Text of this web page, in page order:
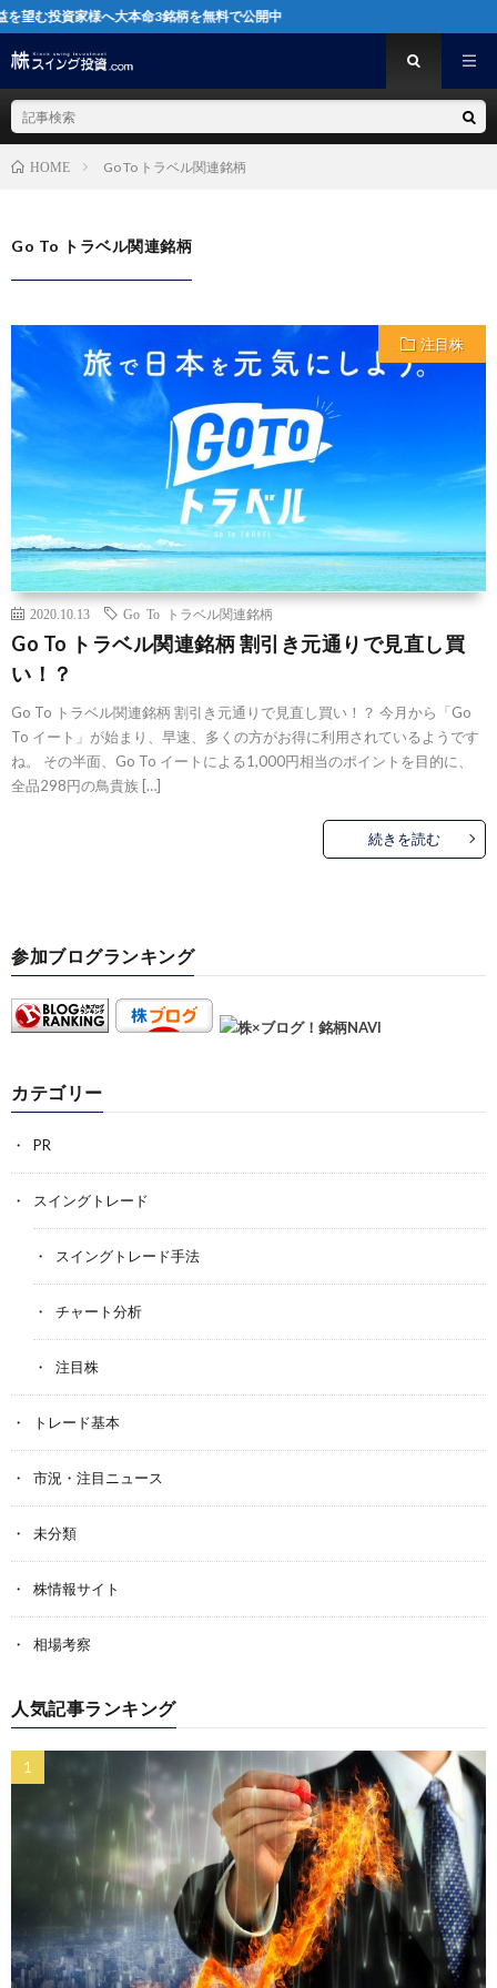
資家様へ大本命3銘柄を無料で公開中
HOME Go To トラベル関連銘柄
Go To トラベル関連銘柄
注目株
2020.10.13 Go To トラベル関連銘柄
Go To トラベル関連銘柄 割引き元通りで見直し買
い！？
Go To トラベル関連銘柄 割引き元通りで見直し買い！？ 今月から「Go
To イート」が始まり、早速、多くの方がお得に利用されているようです
ね。 その半面、Go To イートによる1,000円相当のポイントを目的に、
全品298円の鳥貴族 […]
続きを読む
参加ブログランキング
カテゴリー
PR
スイングトレード
スイングトレード手法
チャート分析
注目株
トレード基本
市況・注目ニュース
未分類
株情報サイト
相場考察
人気記事ランキング